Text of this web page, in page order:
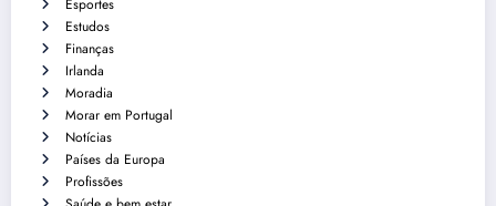
Estudos
Finanças
Irlanda
Moradia
Morar em Portugal
Notícias
Países da Europa
Profissões